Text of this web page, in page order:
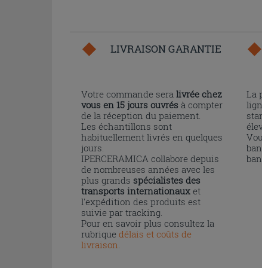
LIVRAISON GARANTIE
Votre commande sera livrée chez
vous en 15 jours ouvrés à compter
de la réception du paiement.
Les échantillons sont
habituellement livrés en quelques
jours.
IPERCERAMICA collabore depuis
de nombreuses années avec les
plus grands spécialistes des
transports internationaux et
l'expédition des produits est
suivie par tracking.
Pour en savoir plus consultez la
rubrique délais et coûts de
livraison.
La